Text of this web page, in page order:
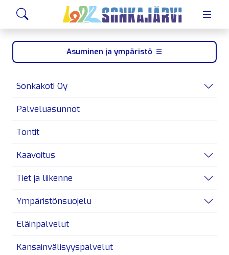
Siirry sivusisältöön
Asuminen ja ympäristö
Sonkakoti Oy
Palveluasunnot
Tontit
Kaavoitus
Tiet ja liikenne
Ympäristönsuojelu
Eläinpalvelut
Kansainvälisyyspalvelut